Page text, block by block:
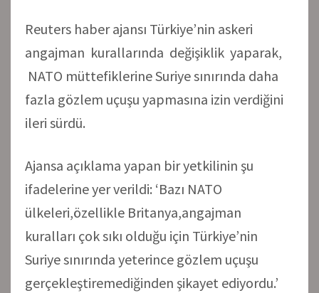
Reuters haber ajansı Türkiye’nin askeri
angajman kurallarında değişiklik yaparak,
NATO müttefiklerine Suriye sınırında daha
fazla gözlem uçuşu yapmasına izin verdiğini
ileri sürdü.
Ajansa açıklama yapan bir yetkilinin şu
ifadelerine yer verildi: ‘Bazı NATO
ülkeleri,özellikle Britanya,angajman
kuralları çok sıkı olduğu için Türkiye’nin
Suriye sınırında yeterince gözlem uçuşu
gerçekleştiremediğinden şikayet ediyordu.’